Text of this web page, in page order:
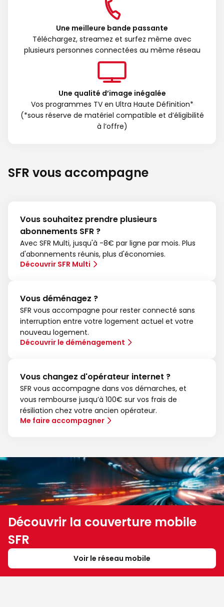
Une meilleure bande passante
Téléchargez, streamez et surfez même avec
plusieurs personnes connectées au même réseau
Une qualité d’image inégalée
Vos programmes TV en Ultra Haute Définition*
(*sous réserve de matériel compatible et d’éligibilité
à l’offre)
SFR vous accompagne
Vous souhaitez prendre plusieurs
abonnements SFR ?
Avec SFR Multi, jusqu'à -8€ par ligne par mois. Plus
d'abonnements réunis, plus d'économies.
Découvrir SFR Multi
Vous déménagez ?
SFR vous accompagne pour rester connecté sans
interruption entre votre logement actuel et votre
nouveau logement.
Découvrir le déménagement
Vous changez d'opérateur internet ?
SFR vous accompagne dans vos démarches, et
vous rembourse jusqu’à 100€ sur vos frais de
résiliation chez votre ancien opérateur.
Me faire accompagner
Découvrir la couverture mobile
SFR
Voir le réseau mobile